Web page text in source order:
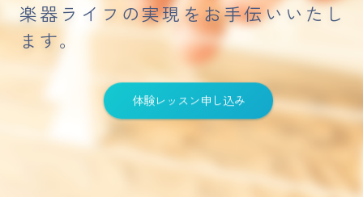
楽器ライフの実現をお手伝いいたし
ます。
体験レッスン申し込み